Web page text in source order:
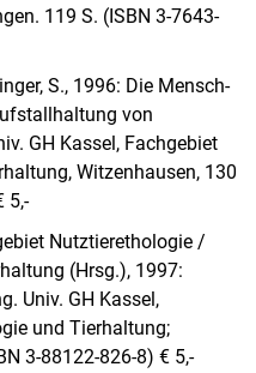
119 S. (ISBN 3-7643-
S., 1996: Die Mensch-
von
GH Kassel, Fachgebiet
Witzenhausen, 130
5,-
Nutztierethologie /
(Hrsg.), 1997:
Univ. GH Kassel,
und Tierhaltung;
3-88122-826-8) € 5,-